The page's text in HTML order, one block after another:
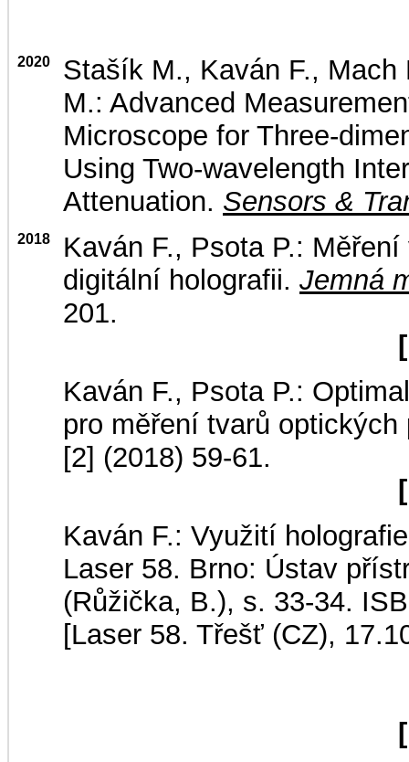
2020
Stašík M., Kaván F.,
M.: Advanced
Microscope for Three-
Using Two-wavelength
Attenuation. Sensors &
2018
Kaván F., Psota P.:
digitální holografii. Jemná
201.
Kaván F., Psota P.:
pro měření tvarů
[2] (2018) 59-61.
Kaván F.: Využití
Laser 58. Brno: Ústav
(Růžička, B.), s. 33-34.
[Laser 58. Třešť (CZ),